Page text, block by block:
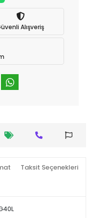
Alışveriş
Taksit Seçenekleri